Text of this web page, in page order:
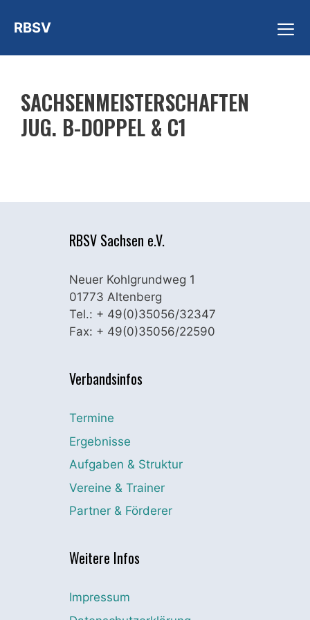
Inhalt
springen
RBSV
SACHSENMEISTERSCHAFTEN
JUG. B-DOPPEL & C1
RBSV Sachsen e.V.
Neuer Kohlgrundweg 1
01773 Altenberg
Tel.: + 49(0)35056/32347
Fax: + 49(0)35056/22590
Verbandsinfos
Termine
Ergebnisse
Aufgaben & Struktur
Vereine & Trainer
Partner & Förderer
Weitere Infos
Impressum